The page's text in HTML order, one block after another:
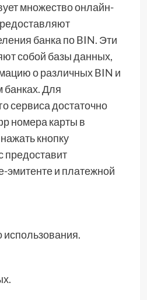
множество онлайн-
банка по BIN. Эти
собой базы данных,
о различных BIN и
банках. Для
сервиса достаточно
номера карты в
кнопку
предоставит
и платежной
использования.